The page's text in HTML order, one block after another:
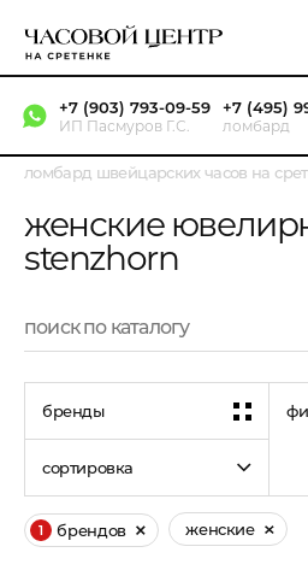
+7 (903) 793-09-59
ИП Пасмуров Г.С.
+7 (495)
ломбард
ломбард швейцарских часов на
женские
stenzhorn
бренды
сортировка
1 брендов женские